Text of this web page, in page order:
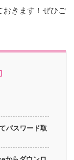
おきます！ぜひご
パスワード取